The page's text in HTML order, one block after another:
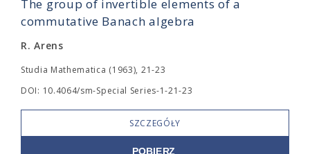
The group of invertible elements of a
commutative Banach algebra
R. Arens
Studia Mathematica (1963), 21-23
DOI: 10.4064/sm-Special Series-1-21-23
SZCZEGÓŁY